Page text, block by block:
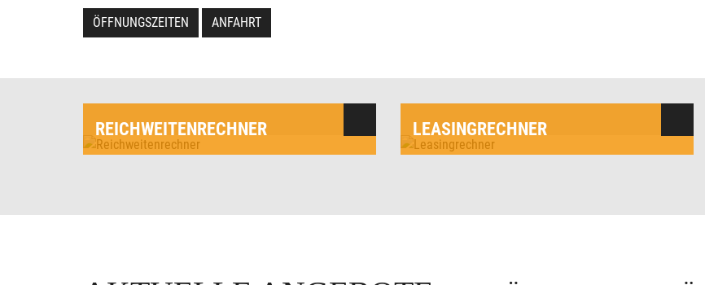
ÖFFNUNGSZEITEN ANFAHRT
REICHWEITENRECHNER LEASINGRECHNER